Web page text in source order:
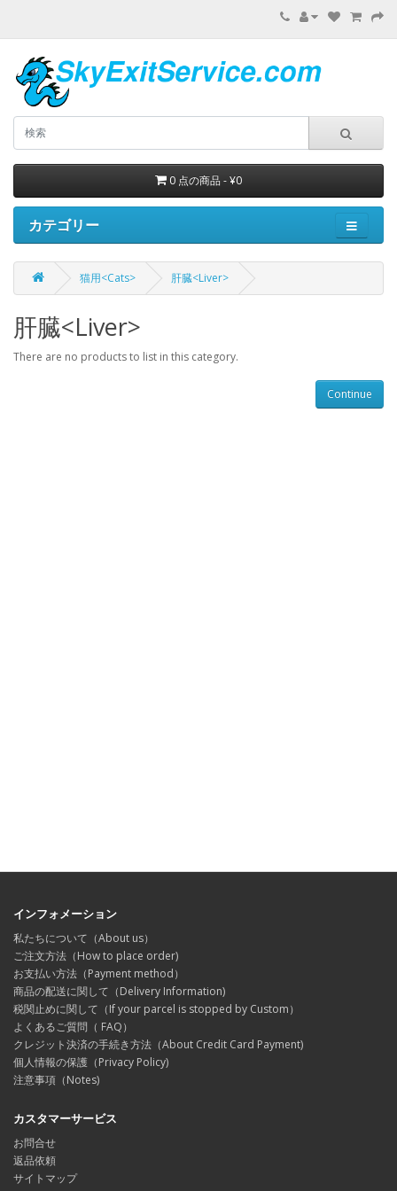
0 点の商品 - ¥0
カテゴリー
猫用<Cats> 肝臓<Liver>
肝臓<Liver>
There are no products to list in this category.
Continue
インフォメーション
私たちについて（About us）
ご注文方法（How to place order)
お支払い方法（Payment method）
商品の配送に関して（Delivery Information)
税関止めに関して（If your parcel is stopped by Custom）
よくあるご質問（ FAQ）
クレジット決済の手続き方法（About Credit Card Payment)
個人情報の保護（Privacy Policy)
注意事項（Notes)
カスタマーサービス
お問合せ
返品依頼
サイトマップ